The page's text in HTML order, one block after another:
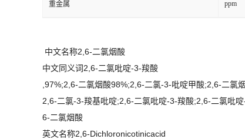
重金属 ppm
中文名称2,6-二氯烟酸
中文同义词2,6-二氯吡啶-3-羧酸
,97%;2,6-二氯烟酸98%;2,6-二氯-3-吡啶甲酸;2,6-二氯
2,6-二氯-3-羧基吡啶;2,6-二氯吡啶-3-羧酸;2,6-二氯吡
6-二氯烟酸
英文名称2,6-Dichloronicotinicacid